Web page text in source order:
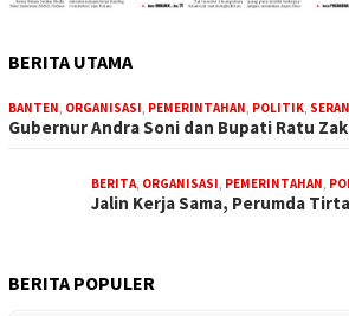
BERITA UTAMA
BANTEN, ORGANISASI, PEMERINTAHAN, POLITIK,
Gubernur Andra Soni dan Bupati Ratu
BERITA, ORGANISASI, PEMERINTAHAN,
Jalin Kerja Sama, Perumda
BERITA POPULER